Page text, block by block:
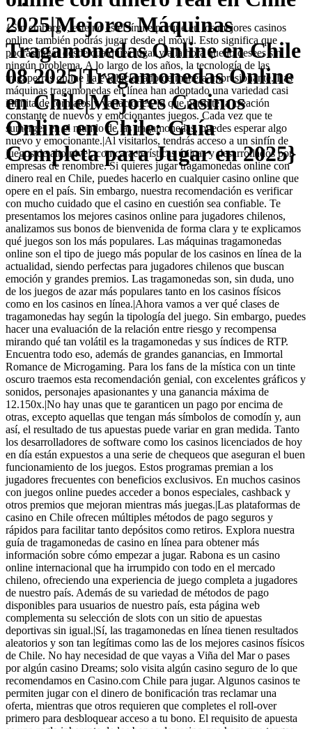
2025|Mejores Máquinas
Tragamonedas Online en Chile
08 2025|Tragamonedas Online
en Chile|Mejores Casinos
Online en Chile: Guía
Completa para Jugar en 2025}
{Sin embargo, este no es el límite porque en los mejores casinos
online también podrás jugar desde el móvil. Esto significa que
podrás jugar desde cualquier lugar y a la hora que lo desees sin
ningún problema. A lo largo de los años, la tecnología de las
tragaperras online ha evolucionado de manera impresionante. Las
máquinas tragamonedas en línea han adoptado una variedad casi
infinita de formatos y variaciones, lo que permite la creación
constante de nuevos y emocionantes juegos. Cada vez que te
sumerges en el mundo de las tragamonedas, puedes esperar algo
nuevo y emocionante.|Al visitarlos, tendrás acceso a un sinfín de
juegos de alto nivel, con características únicas y desarrollados por
empresas de renombre. Si quieres jugar tragamonedas online con
dinero real en Chile, puedes hacerlo en cualquier casino online que
opere en el país. Sin embargo, nuestra recomendación es verificar
con mucho cuidado que el casino en cuestión sea confiable. Te
presentamos los mejores casinos online para jugadores chilenos,
analizamos sus bonos de bienvenida de forma clara y te explicamos
qué juegos son los más populares. Las máquinas tragamonedas
online son el tipo de juego más popular de los casinos en línea de la
actualidad, siendo perfectas para jugadores chilenos que buscan
emoción y grandes premios. Las tragamonedas son, sin duda, uno
de los juegos de azar más populares tanto en los casinos físicos
como en los casinos en línea.|Ahora vamos a ver qué clases de
tragamonedas hay según la tipología del juego. Sin embargo, puedes
hacer una evaluación de la relación entre riesgo y recompensa
mirando qué tan volátil es la tragamonedas y sus índices de RTP.
Encuentra todo eso, además de grandes ganancias, en Immortal
Romance de Microgaming. Para los fans de la mística con un tinte
oscuro traemos esta recomendación genial, con excelentes gráficos y
sonidos, personajes apasionantes y una ganancia máxima de
12.150x.|No hay unas que te garanticen un pago por encima de
otras, excepto aquellas que tengan más símbolos de comodín y, aun
así, el resultado de tus apuestas puede variar en gran medida. Tanto
los desarrolladores de software como los casinos licenciados de hoy
en día están expuestos a una serie de chequeos que aseguran el buen
funcionamiento de los juegos. Estos programas premian a los
jugadores frecuentes con beneficios exclusivos. En muchos casinos
con juegos online puedes acceder a bonos especiales, cashback y
otros premios que mejoran mientras más juegas.|Las plataformas de
casino en Chile ofrecen múltiples métodos de pago seguros y
rápidos para facilitar tanto depósitos como retiros. Explora nuestra
guía de tragamonedas de casino en línea para obtener más
información sobre cómo empezar a jugar. Rabona es un casino
online internacional que ha irrumpido con todo en el mercado
chileno, ofreciendo una experiencia de juego completa a jugadores
de nuestro país. Además de su variedad de métodos de pago
disponibles para usuarios de nuestro país, esta página web
complementa su selección de slots con un sitio de apuestas
deportivas sin igual.|Sí, las tragamonedas en línea tienen resultados
aleatorios y son tan legítimas como las de los mejores casinos físicos
de Chile. No hay necesidad de que vayas a Viña del Mar o pases
por algún casino Dreams; solo visita algún casino seguro de lo que
recomendamos en Casino.com Chile para jugar. Algunos casinos te
permiten jugar con el dinero de bonificación tras reclamar una
oferta, mientras que otros requieren que completes el roll-over
primero para desbloquear acceso a tu bono. El requisito de apuesta